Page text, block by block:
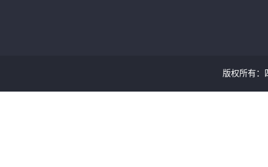
版权所有：